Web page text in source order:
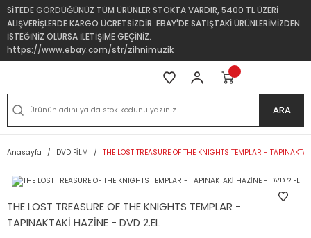
SİTEDE GÖRDÜĞÜNÜZ TÜM ÜRÜNLER STOKTA VARDIR, 5400 TL ÜZERİ
ALIŞVERİŞLERDE KARGO ÜCRETSİZDİR. EBAY'DE SATIŞTAKİ ÜRÜNLERİMİZDEN
İSTEĞİNİZ OLURSA İLETİŞİME GEÇİNİZ.
https://www.ebay.com/str/zihnimuzik
ARA
Anasayfa DVD FİLM THE LOST TREASURE OF THE KNIGHTS TEMPLAR -
THE LOST TREASURE OF THE KNIGHTS TEMPLAR -
TAPINAKTAKİ HAZİNE - DVD 2.EL